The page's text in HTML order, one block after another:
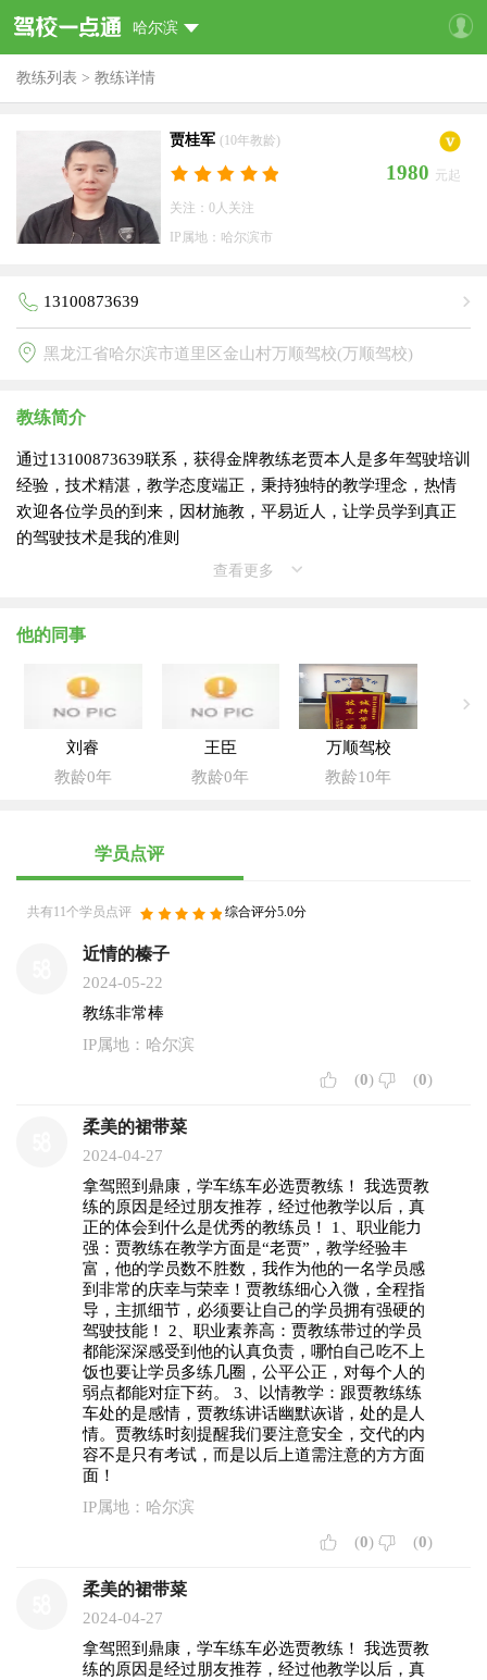
哈尔滨
教练列表 > 教练详情
贾桂军 (10年教龄)
1980 元起
关注：0人关注
IP属地：哈尔滨市
13100873639
黑龙江省哈尔滨市道里区金山村万顺驾校(万顺驾校)
教练简介
通过13100873639联系，获得金牌教练老贾本人是多年驾驶培训
经验，技术精湛，教学态度端正，秉持独特的教学理念，热情
欢迎各位学员的到来，因材施教，平易近人，让学员学到真正
的驾驶技术是我的准则
查看更多
他的同事
刘睿
教龄0年
王臣
教龄0年
万顺驾校
教龄10年
学员点评
共有11个学员点评 综合评分5.0分
近情的榛子
2024-05-22
教练非常棒
IP属地：哈尔滨
(0) (0)
柔美的裙带菜
2024-04-27
拿驾照到鼎康，学车练车必选贾教练！ 我选贾教
练的原因是经过朋友推荐，经过他教学以后，真
正的体会到什么是优秀的教练员！ 1、职业能力
强：贾教练在教学方面是“老贾”，教学经验丰
富，他的学员数不胜数，我作为他的一名学员感
到非常的庆幸与荣幸！贾教练细心入微，全程指
导，主抓细节，必须要让自己的学员拥有强硬的
驾驶技能！ 2、职业素养高：贾教练带过的学员
都能深深感受到他的认真负责，哪怕自己吃不上
饭也要让学员多练几圈，公平公正，对每个人的
弱点都能对症下药。 3、以情教学：跟贾教练练
车处的是感情，贾教练讲话幽默诙谐，处的是人
情。贾教练时刻提醒我们要注意安全，交代的内
容不是只有考试，而是以后上道需注意的方方面
面！
IP属地：哈尔滨
(0) (0)
柔美的裙带菜
2024-04-27
拿驾照到鼎康，学车练车必选贾教练！ 我选贾教
练的原因是经过朋友推荐，经过他教学以后，真